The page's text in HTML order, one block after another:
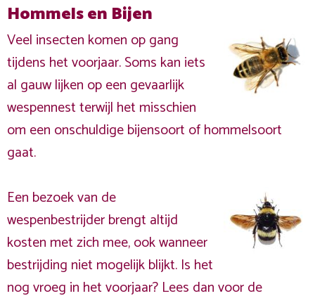
Hommels en Bijen
Veel insecten komen op gang
tijdens het voorjaar. Soms kan iets
al gauw lijken op een gevaarlijk
wespennest terwijl het misschien
om een onschuldige bijensoort of hommelsoort
gaat.
Een bezoek van de
wespenbestrijder brengt altijd
kosten met zich mee, ook wanneer
bestrijding niet mogelijk blijkt. Is het
nog vroeg in het voorjaar? Lees dan voor de